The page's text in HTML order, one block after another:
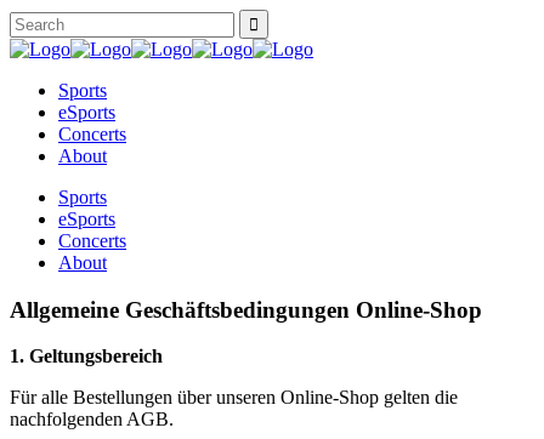
Sports
eSports
Concerts
About
Sports
eSports
Concerts
About
Allgemeine Geschäftsbedingungen Online-Shop
1. Geltungsbereich
Für alle Bestellungen über unseren Online-Shop gelten die
nachfolgenden AGB.